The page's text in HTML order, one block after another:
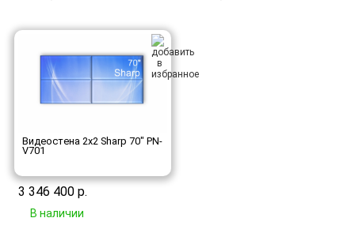
Видеостена 2x2 Sharp 70" PN-
V701
3 346 400 р.
В наличии